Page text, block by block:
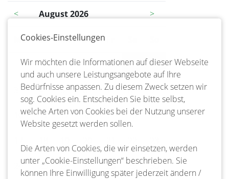
< August 2026 >
Montag
Dienstag
Mittwoch
Donnerstag
1 2
4 5 6 7 8 9
10 11 12 13 14 15 16
24 25 26 27 28 29 30
Cookies-Einstellungen
Wir möchten die Informationen auf dieser Webseite
und auch unsere Leistungsangebote auf Ihre
Bedürfnisse anpassen. Zu diesem Zweck setzen wir
sog. Cookies ein. Entscheiden Sie bitte selbst,
welche Arten von Cookies bei der Nutzung unserer
Website gesetzt werden sollen.
Die Arten von Cookies, die wir einsetzen, werden
unter „Cookie-Einstellungen“ beschrieben. Sie
können Ihre Einwilligung später jederzeit ändern /